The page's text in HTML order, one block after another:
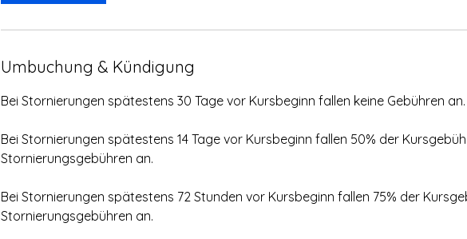
Umbuchung & Kündigung
Bei Stornierungen spätestens 30 Tage vor Kursbeginn fallen keine Gebühren an.
Bei Stornierungen spätestens 14 Tage vor Kursbeginn fallen 50% der
Stornierungsgebühren an.
Bei Stornierungen spätestens 72 Stunden vor Kursbeginn fallen 75% der
Stornierungsgebühren an.